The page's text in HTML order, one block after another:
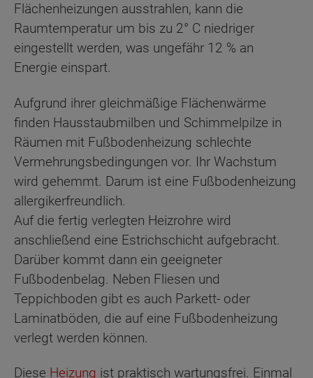
Flächenheizungen ausstrahlen, kann die
Raumtemperatur um bis zu 2° C niedriger
eingestellt werden, was ungefähr 12 % an
Energie einspart.
Aufgrund ihrer gleichmäßige Flächenwärme
finden Hausstaubmilben und Schimmelpilze in
Räumen mit Fußbodenheizung schlechte
Vermehrungsbedingungen vor. Ihr Wachstum
wird gehemmt. Darum ist eine Fußbodenheizung
allergikerfreundlich.
Auf die fertig verlegten Heizrohre wird
anschließend eine Estrichschicht aufgebracht.
Darüber kommt dann ein geeigneter
Fußbodenbelag. Neben Fliesen und
Teppichboden gibt es auch Parkett- oder
Laminatböden, die auf eine Fußbodenheizung
verlegt werden können.
Diese Heizung ist praktisch wartungsfrei. Einmal